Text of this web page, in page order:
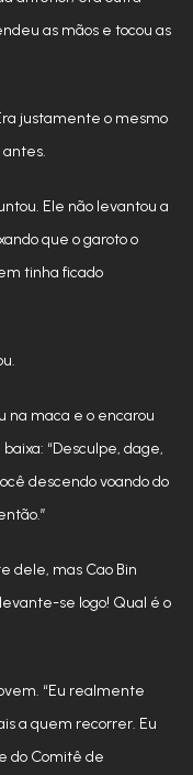
as mãos e tocou as
justamente o mesmo
Ele não levantou a
que o garoto o
tinha ficado
na maca e o encarou
“Desculpe, dage,
descendo voando do
dele, mas Cao Bin
se logo! Qual é o
“Eu realmente
a quem recorrer. Eu
do Comitê de